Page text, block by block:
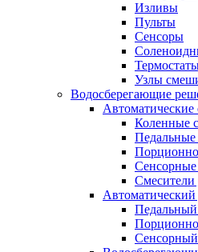
Изливы
Пульты
Сенсоры
Узлы
Водосберегающие
Коленные
Педальные
Сенсорные
Смесители